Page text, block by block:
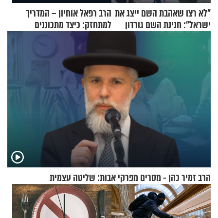
"לא רצו שאהבת השם ייצג את
ישראל": חנינת השם גורדון
בריאיון מעורר השראה
הרב רפאל אוחיון – המדריך
למתחזק: כיצד מתכוננים
לתפילה?
הרב זמיר כהן - מסרים מפרקי אבות: שליטה עצמית